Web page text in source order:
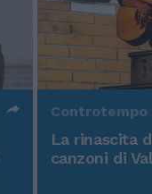
Controtempo
La rinascita
canzoni di